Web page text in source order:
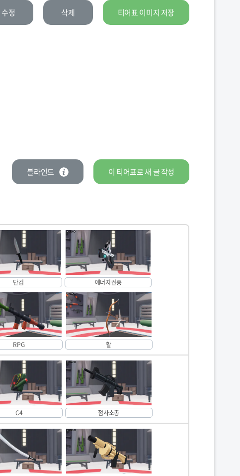
수정 삭제 티어표 이미지 저장
블라인드 이 티어표로새 글작성
단검 에너지권총
RPG 활
C4 점사소총